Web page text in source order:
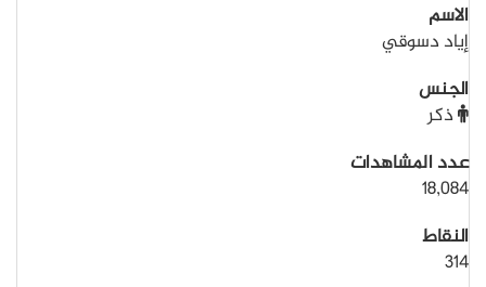
الاسم
إياد دسوقي
الجنس
ذكر
عدد المشاهدات
18,084
النقاط
314